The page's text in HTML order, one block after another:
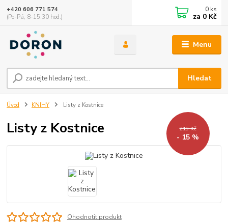
Menu
Hledat
+420 606 771 574
(Po-Pá, 8-15:30 hod.)
0 ks
za 0 Kč
Úvod KNIHY Listy z Kostnice
Listy z Kostnice 219 Kč
- 15 %
Ohodnotit produkt